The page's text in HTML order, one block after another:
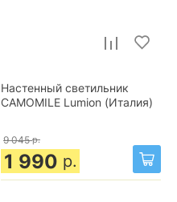
Настенный светильник
CAMOMILE Lumion (Италия)
9 045 р.
1 990 р.